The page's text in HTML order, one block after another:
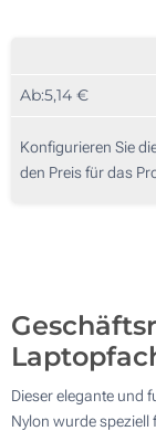
20
100
Ab:5,14 €
Konfigurieren Sie
den Preis für das
Dieser elegante und
Nylon wurde